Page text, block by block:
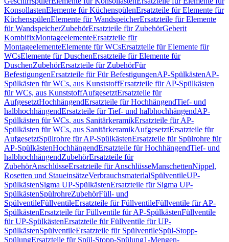
KonsollastenElemente für KüchenspülenErsatzteile für Elemente für
KüchenspülenElemente für WandspeicherErsatzteile für Elemente
für WandspeicherZubehörErsatzteile für ZubehörGeberit
KombifixMontageelementeErsatzteile für
MontageelementeElemente für WCsErsatzteile für Elemente für
WCsElemente für DuschenErsatzteile für Elemente für
DuschenZubehörErsatzteile für ZubehörFür
BefestigungenErsatzteile für Für BefestigungenAP-SpülkästenAP-
Spülkästen für WCs, aus KunststoffErsatzteile für AP-Spülkästen
für WCs, aus KunststoffAufgesetztErsatzteile für
AufgesetztHochhängendErsatzteile für HochhängendTief- und
halbhochhängendErsatzteile für Tief- und halbhochhängendAP-
Spülkästen für WCs, aus SanitärkeramikErsatzteile für AP-
Spülkästen für WCs, aus SanitärkeramikAufgesetztErsatzteile für
AufgesetztSpülrohre für AP-SpülkästenErsatzteile für Spülrohre für
AP-SpülkästenHochhängendErsatzteile für HochhängendTief- und
halbhochhängendZubehörErsatzteile für
ZubehörAnschlüsseErsatzteile für AnschlüsseManschettenNippel,
Rosetten und StaueinsätzeVerbrauchsmaterialSpülventileUP-
SpülkästenSigma UP-SpülkästenErsatzteile für Sigma UP-
SpülkästenSpülrohreZubehörFüll- und
SpülventileFüllventileErsatzteile für FüllventileFüllventile für AP-
SpülkästenErsatzteile für Füllventile für AP-SpülkästenFüllventile
für UP-SpülkästenErsatzteile für Füllventile für UP-
SpülkästenSpülventileErsatzteile für SpülventileSpül-Stopp-
SpülungErsatzteile für Spül-Stopp-Spülung1-Mengen-